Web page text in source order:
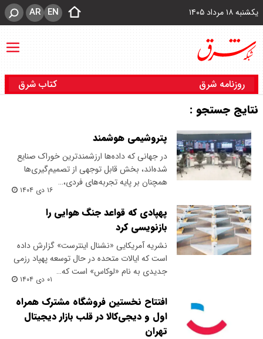
یکشنبه ۱۸ مرداد ۱۴۰۵ EN
AR
روزنامه شرق کتاب شرق
نتایج جستجو :
پتروشیمی هوشمند
در جهانی که داده‌ها ارزشمندترین خوراک صنایع
شده‌اند، بخش قابل توجهی از تصمیم‌گیری‌ها
همچنان بر پایه تجربه‌های فردی،…
۱۶ دی ۱۴۰۴
پهپادی که قواعد جنگ هوایی را
بازنویسی کرد
نشریه آمریکایی «نشنال اینترست» گزارش داده
است که ایالات متحده در حال توسعه پهپاد رزمی
جدیدی به نام «لوکاس» است که…
۰۱ دی ۱۴۰۴
افتتاح نخستین فروشگاه مشترک همراه
اول و دیجی‌کالا در قلب بازار دیجیتال
تهران